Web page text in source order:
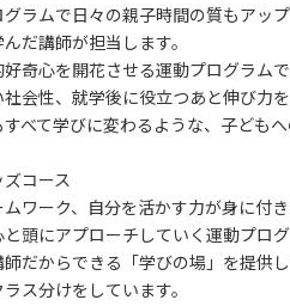
ラムで日々の親子時間の質もアップ
だ講師が担当します。
奇心を開花させる運動プログラムで
会性、就学後に役立つあと伸び力
べて学びに変わるような、子ども
コース
ワーク、自分を活かす力が身に付き
頭にアプローチしていく運動プログ
だからできる「学びの場」を提供し
ス分けをしています。